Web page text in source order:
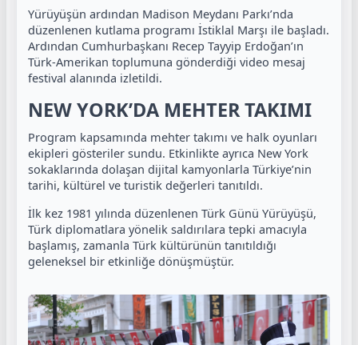
Yürüyüşün ardından Madison Meydanı Parkı’nda
düzenlenen kutlama programı İstiklal Marşı ile başladı.
Ardından Cumhurbaşkanı Recep Tayyip Erdoğan’ın
Türk-Amerikan toplumuna gönderdiği video mesaj
festival alanında izletildi.
NEW YORK’DA MEHTER TAKIMI
Program kapsamında mehter takımı ve halk oyunları
ekipleri gösteriler sundu. Etkinlikte ayrıca New York
sokaklarında dolaşan dijital kamyonlarla Türkiye’nin
tarihi, kültürel ve turistik değerleri tanıtıldı.
İlk kez 1981 yılında düzenlenen Türk Günü Yürüyüşü,
Türk diplomatlara yönelik saldırılara tepki amacıyla
başlamış, zamanla Türk kültürünün tanıtıldığı
geleneksel bir etkinliğe dönüşmüştür.